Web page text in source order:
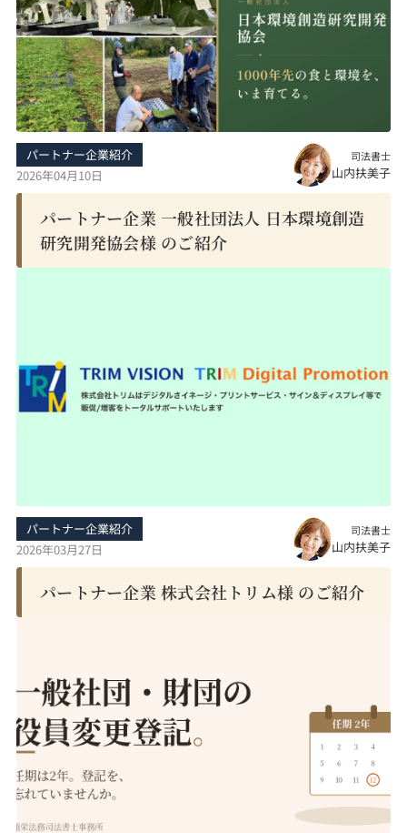
パートナー企業紹介
2026年04月10日
司法書士
山内扶美子
パートナー企業 一般社団法人 日本環境創造
研究開発協会様 のご紹介
パートナー企業紹介
2026年03月27日
司法書士
山内扶美子
パートナー企業 株式会社トリム様 のご紹介